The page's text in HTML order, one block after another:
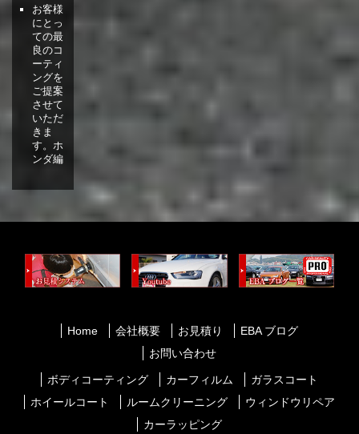
お客様
にとっ
ての最
良のコ
ーティ
ングを
ご提案
させて
いただ
きま
す。ホ
ンダ編
Home 会社概要 お見積り
EBA ブログ
お問い合わせ
ボディコーティング カーフィルム
ガラスコート
ホイールコート
ルームクリーニング
ウィンドウリペア
カーラッピング